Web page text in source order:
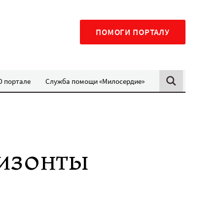
ПОМОГИ ПОРТАЛУ
портале Служба помощи «Милосердие»